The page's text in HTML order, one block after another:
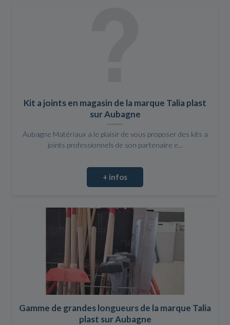
Kit a joints en magasin de la marque Talia plast
sur Aubagne
Aubagne Matériaux a le plaisir de vous proposer des kits a
joints professionnels de son partenaire e...
+ infos
Gamme de grandes longueurs de la marque Talia
plast sur Aubagne